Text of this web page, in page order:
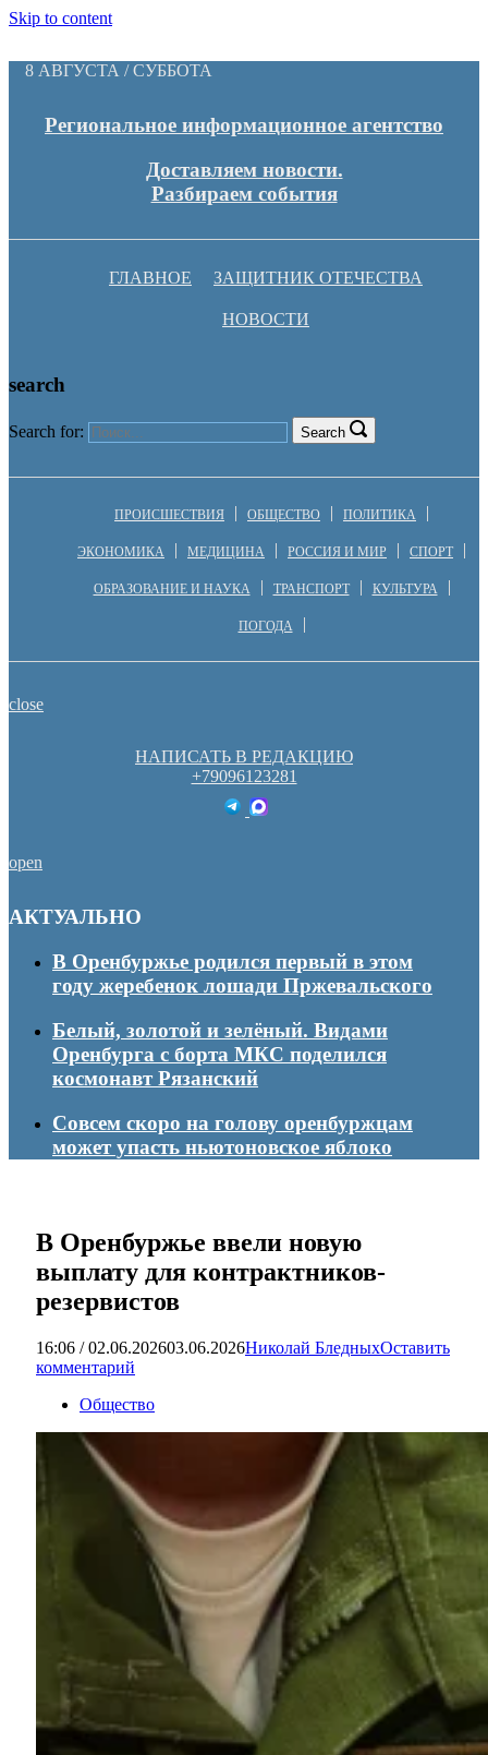
Skip to content
8 АВГУСТА / СУББОТА
Региональное информационное агентство
Доставляем новости.
Разбираем события
ГЛАВНОЕ ЗАЩИТНИК ОТЕЧЕСТВА
НОВОСТИ
search
Search for: Search
ПРОИСШЕСТВИЯ ОБЩЕСТВО ПОЛИТИКА
ЭКОНОМИКА МЕДИЦИНА РОССИЯ И МИР СПОРТ
ОБРАЗОВАНИЕ И НАУКА ТРАНСПОРТ КУЛЬТУРА
ПОГОДА
close
НАПИСАТЬ В РЕДАКЦИЮ
+79096123281
open
АКТУАЛЬНО
В Оренбуржье родился первый в этом
году жеребенок лошади Пржевальского
Белый, золотой и зелёный. Видами
Оренбурга с борта МКС поделился
космонавт Рязанский
Совсем скоро на голову оренбуржцам
может упасть ньютоновское яблоко
В Оренбуржье ввели новую
выплату для контрактников-
резервистов
16:06 / 02.06.202603.06.2026Николай БледныхОставить
комментарий
Общество